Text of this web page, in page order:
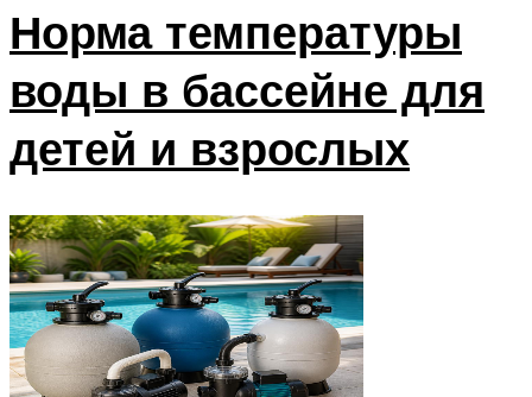
Норма температуры
воды в бассейне для
детей и взрослых